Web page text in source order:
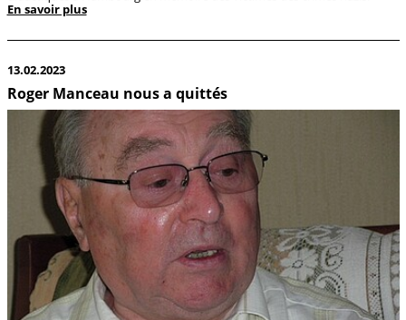
En savoir plus
13.02.2023
Roger Manceau nous a quittés